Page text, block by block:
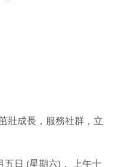
壯成長，服務社群，立
五日 (星期六)， 上午十